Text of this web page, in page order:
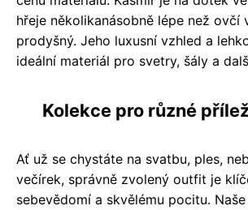
hřeje několikanásobně lépe než ovčí
prodyšný. Jeho luxusní vzhled a
ideální materiál pro svetry, šály a
Kolekce pro různé
Ať už se chystáte na svatbu, ples,
večírek, správně zvolený outfit je
sebevědomí a skvělému pocitu.